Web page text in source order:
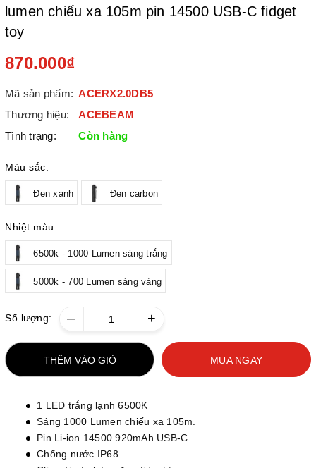
lumen chiếu xa 105m pin 14500 USB-C fidget
toy
870.000₫
Mã sản phẩm: ACERX2.0DB5
Thương hiệu:
ACEBEAM
Tình trạng:
Còn hàng
Màu sắc:
Đen xanh Đen carbon
Nhiệt màu:
6500k - 1000 Lumen sáng trắng
5000k - 700 Lumen sáng vàng
Số lượng: – +
THÊM VÀO GIỎ MUA NGAY
1 LED trắng lạnh 6500K
Sáng 1000 Lumen chiếu xa 105m.
Pin Li-ion 14500 920mAh USB-C
Chống nước IP68